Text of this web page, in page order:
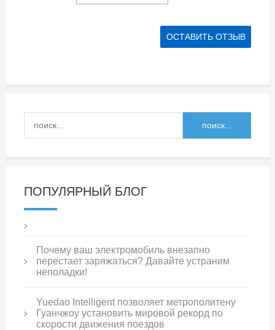
ПОПУЛЯРНЫЙ БЛОГ
Почему ваш электромобиль внезапно
перестает заряжаться? Давайте устраним
неполадки!
Yuedao Intelligent позволяет метрополитену
Гуанчжоу установить мировой рекорд по
скорости движения поездов